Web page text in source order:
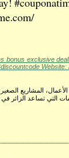
bonus exclusive
المشاريع الصغيرة،
التي تساعد الزائر